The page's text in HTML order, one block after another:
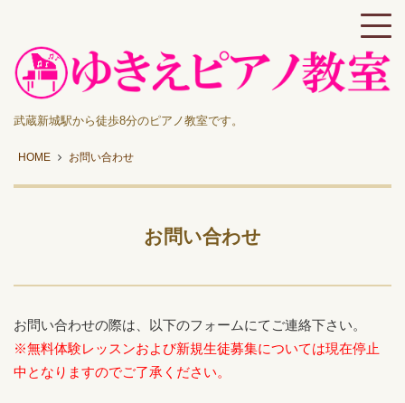
武蔵新城駅から徒歩8分のピアノ教室です。
HOME お問い合わせ
お問い合わせ
お問い合わせの際は、以下のフォームにてご連絡下さい。
※無料体験レッスンおよび新規生徒募集については現在停止
中となりますのでご了承ください。